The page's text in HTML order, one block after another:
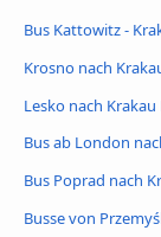
Bus Kattowitz -
Krosno nach
Lesko nach Krakau
Bus ab London
Bus Poprad nach
Busse von